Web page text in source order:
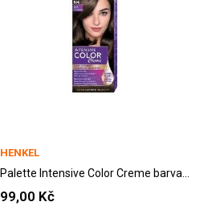
HENKEL
99,00 Kč